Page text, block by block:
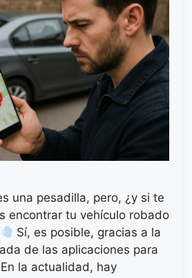
una pesadilla, pero, ¿y si te
encontrar tu vehículo robado
Sí, es posible, gracias a la
de las aplicaciones para
la actualidad, hay